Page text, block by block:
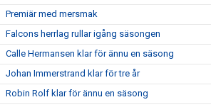
Premiär med mersmak
Falcons herrlag rullar igång säsongen
Calle Hermansen klar för ännu en säsong
Johan Immerstrand klar för tre år
Robin Rolf klar för ännu en säsong